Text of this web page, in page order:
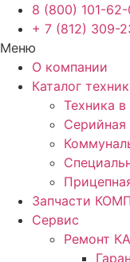
8 (800) 101-
+ 7 (812) 309-
Меню
О компании
Каталог
Техника
Серийная
Запчасти
Сервис
Ремонт